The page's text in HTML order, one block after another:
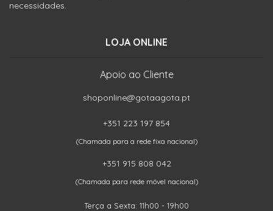
necessidades.
LOJA ONLINE
Apoio ao Cliente
shoponline@gotaagota.pt
+351 223 197 854
(Chamada para a rede fixa nacional)
+351 915 808 042
(Chamada para rede móvel nacional)
Terça a Sexta: 11h00 - 19h00